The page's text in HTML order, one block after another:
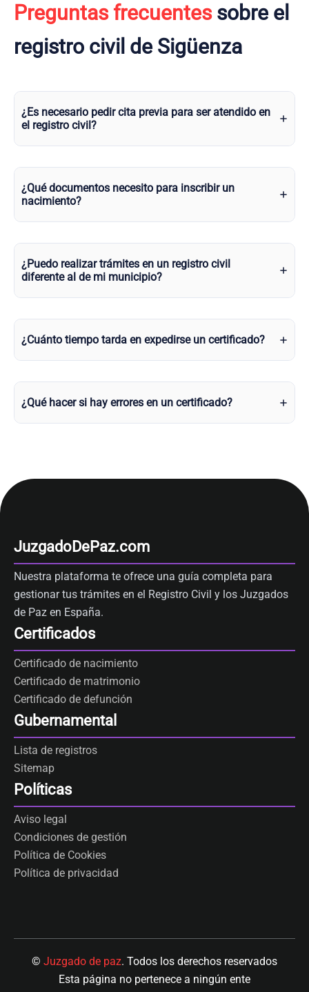
Preguntas frecuentessobre el
registro civil de Sigüenza
¿Es necesario pedir cita previa para ser atendido en
el registro civil?
¿Qué documentos necesito para inscribir un
nacimiento?
¿Puedo realizar trámites en un registro civil
diferente al de mi municipio?
¿Cuánto tiempo tarda en expedirse un certificado?
¿Qué hacer si hay errores en un certificado?
JuzgadoDePaz.com
Nuestra plataforma te ofrece una guía completa para
gestionar tus trámites en el Registro Civil y los Juzgados
de Paz en España.
Certificados
Certificado de nacimiento
Certificado de matrimonio
Certificado de defunción
Gubernamental
Lista de registros
Sitemap
Políticas
Aviso legal
Condiciones de gestión
Política de Cookies
Política de privacidad
© Juzgado de paz. Todos los derechos reservados
Esta página no pertenece a ningún ente